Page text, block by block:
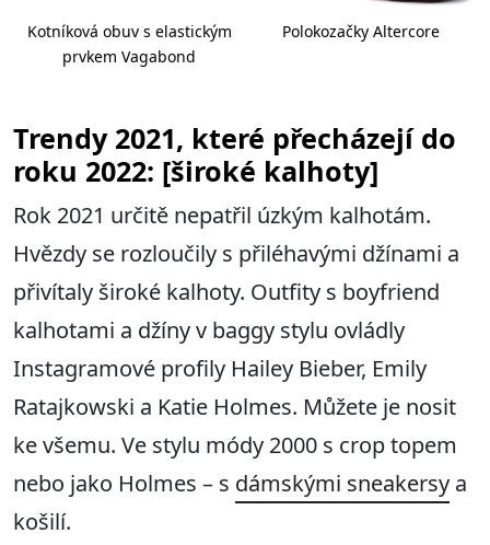
Kotníková obuv s elastickým
prvkem Vagabond
Polokozačky Altercore
Trendy 2021, které přecházejí do
roku 2022: [široké kalhoty]
Rok 2021 určitě nepatřil úzkým kalhotám.
Hvězdy se rozloučily s přiléhavými džínami a
přivítaly široké kalhoty. Outfity s boyfriend
kalhotami a džíny v baggy stylu ovládly
Instagramové profily Hailey Bieber, Emily
Ratajkowski a Katie Holmes. Můžete je nosit
ke všemu. Ve stylu módy 2000 s crop topem
nebo jako Holmes – s dámskými sneakersy a
košilí.